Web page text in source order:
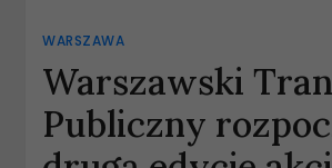
WARSZAWA
Warszawski
Publiczny